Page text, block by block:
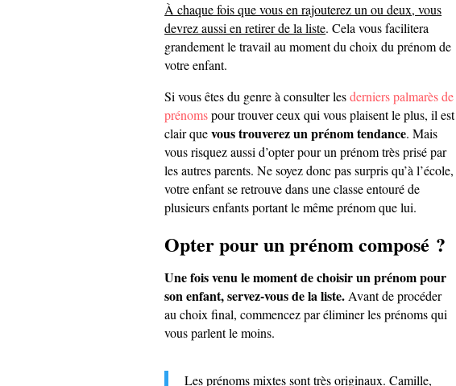
À chaque fois que vous en rajouterez un ou deux, vous
devrez aussi en retirer de la liste. Cela vous facilitera
grandement le travail au moment du choix du prénom de
votre enfant.
Si vous êtes du genre à consulter lesderniers palmarès de
prénomspour trouver ceux qui vous plaisent le plus, il est
clair quevous trouverez un prénom tendance. Mais
vous risquez aussi d’opter pour un prénom très prisé par
les autres parents. Ne soyez donc pas surpris qu’à l’école,
votre enfant se retrouve dans une classe entouré de
plusieurs enfants portant le même prénom que lui.
Opter pour un prénom composé ?
Une fois venu le moment de choisir un prénom pour
son enfant, servez-vous de la liste.Avant de procéder
au choix final, commencez par éliminer les prénoms qui
vous parlent le moins.
Les prénoms mixtes sont très originaux. Camille,